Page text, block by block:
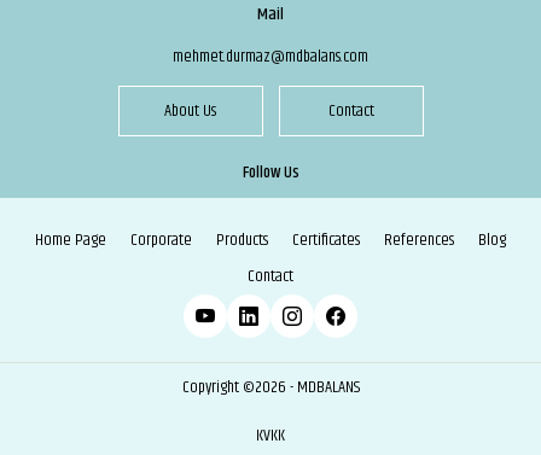
Mail
mehmet.durmaz@mdbalans.com
About Us Contact
Follow Us
Home Page Corporate Products Certificates References
Blog
Contact
Copyright ©2026 - MDBALANS
KVKK